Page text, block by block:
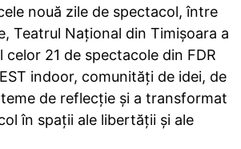
nouă zile de spectacol, între
Teatrul Național din Timișoara a
21 de spectacole din FDR
indoor, comunități de idei, de
de reflecție și a transformat
în spații ale libertății și ale